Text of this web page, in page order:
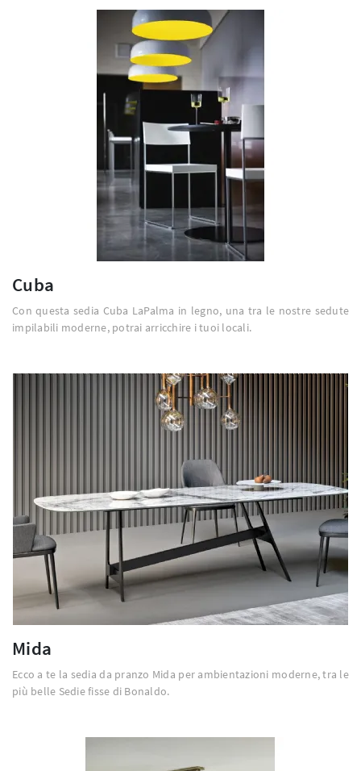
Cuba
Con questa sedia Cuba LaPalma in legno, una tra le nostre sedute
impilabili moderne, potrai arricchire i tuoi locali.
Mida
Ecco a te la sedia da pranzo Mida per ambientazioni moderne, tra le
più belle Sedie fisse di Bonaldo.